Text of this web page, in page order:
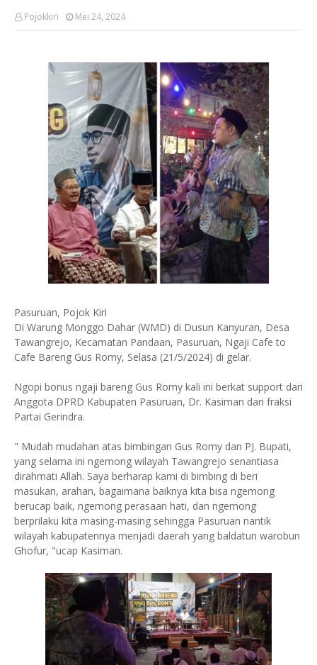
Pojokkiri Mei 24, 2024
Pasuruan, Pojok Kiri
Di Warung Monggo Dahar (WMD) di Dusun Kanyuran, Desa
Tawangrejo, Kecamatan Pandaan, Pasuruan, Ngaji Cafe to
Cafe Bareng Gus Romy, Selasa (21/5/2024) di gelar.
Ngopi bonus ngaji bareng Gus Romy kali ini berkat support dari
Anggota DPRD Kabupaten Pasuruan, Dr. Kasiman dari fraksi
Partai Gerindra.
" Mudah mudahan atas bimbingan Gus Romy dan PJ. Bupati,
yang selama ini ngemong wilayah Tawangrejo senantiasa
dirahmati Allah. Saya berharap kami di bimbing di beri
masukan, arahan, bagaimana baiknya kita bisa ngemong
berucap baik, ngemong perasaan hati, dan ngemong
berprilaku kita masing-masing sehingga Pasuruan nantik
wilayah kabupatennya menjadi daerah yang baldatun warobun
Ghofur, "ucap Kasiman.